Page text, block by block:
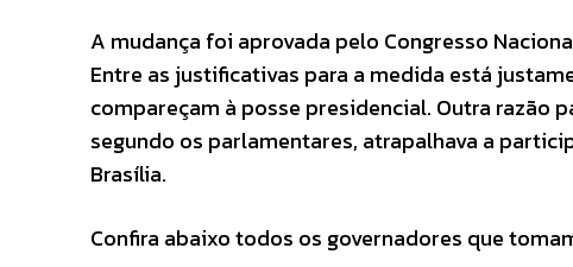
A mudança foi aprovada pelo Congresso
Entre as justificativas para a medida está
compareçam à posse presidencial. Outra razão
segundo os parlamentares, atrapalhava a
Brasília.
Confira abaixo todos os governadores que